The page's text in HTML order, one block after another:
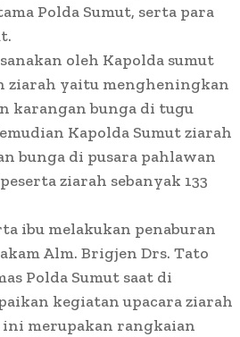
Polda Sumut, serta para
oleh Kapolda sumut
ziarah yaitu mengheningkan
karangan bunga di tugu
Kapolda Sumut ziarah
bunga di pusara pahlawan
ziarah sebanyak 133
ibu melakukan penaburan
Alm. Brigjen Drs. Tato
Polda Sumut saat di
kegiatan upacara ziarah
ini merupakan rangkaian